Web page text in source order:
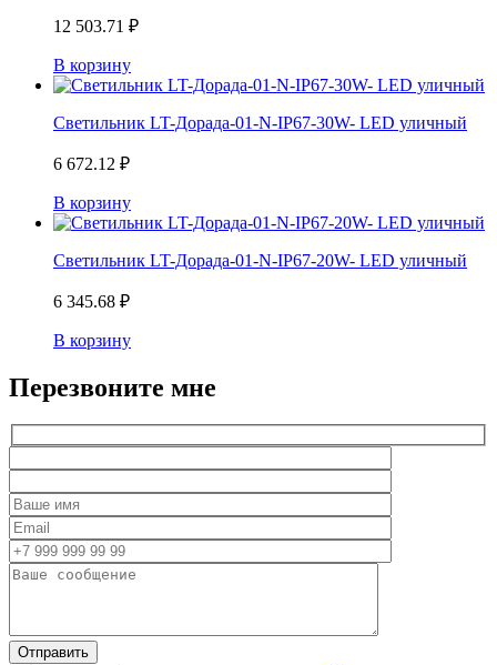
12 503.71 ₽
В корзину
Светильник LT-Дорада-01-N-IP67-30W- LED уличный
6 672.12 ₽
В корзину
Светильник LT-Дорада-01-N-IP67-20W- LED уличный
6 345.68 ₽
В корзину
Перезвоните мне